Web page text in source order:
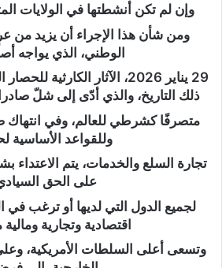
وإن لم تكن أنشطتها في الولايات
ومن شأن هذا الإجراء أن يزيد من
الوطني، الذي يواجه
29 يناير 2026، الآثار
ذلك التاريخ، والذي أدّى إلى شلّ
متصرفًا كشرطي للعالم، وفي انتهاك
وللقواعد الأساسية
تجارة السلع والخدمات، يتم الاعتداء
على الحق
لجميع الدول التي لديها أو ترغب
اقتصادية وتجارية ومالية
وتسعى أعلى السلطات الأمريكية،